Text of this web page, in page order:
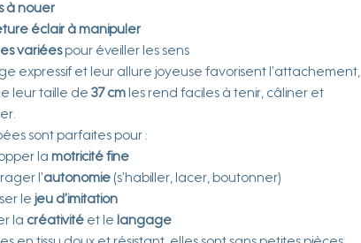
à nouer
éclair à manipuler
variéespour éveiller les sens
expressif et leur allure joyeuse favorisent l’attachement,
leur taille de 37 cm les rend faciles à tenir, câliner et
sont parfaites pour :
la motricité fine
l’autonomie (s’habiller, lacer, boutonner)
le jeu d’imitation
la créativité et le langage